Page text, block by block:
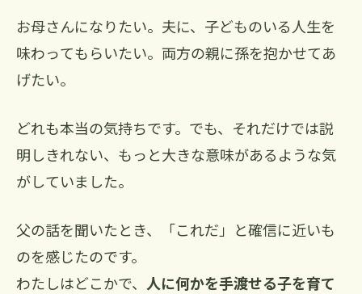
お母さんになりたい。夫に、子どものいる人生を
味わってもらいたい。両方の親に孫を抱かせてあ
げたい。
どれも本当の気持ちです。でも、それだけでは説
明しきれない、もっと大きな意味があるような気
がしていました。
父の話を聞いたとき、「これだ」と確信に近いも
のを感じたのです。
わたしはどこかで、 人に何かを手渡せる子を育て